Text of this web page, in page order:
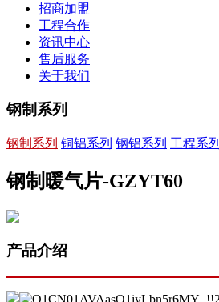
招商加盟
工程合作
资讯中心
售后服务
关于我们
钢制系列
钢制系列 铜铝系列 钢铝系列 工程系列
钢制暖气片-GZYT60
产品介绍